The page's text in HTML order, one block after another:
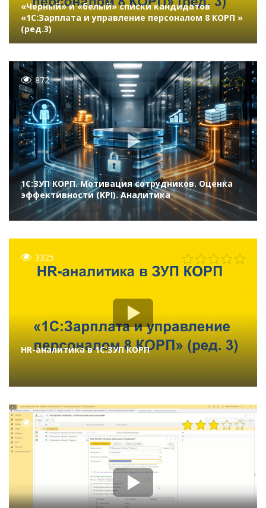
«Черный» и «белый» списки кандидатов
«1C:Зарплата и управление персоналом 8 КОРП »
(ред.3)
872
1С:ЗУП КОРП. Мотивация сотрудников. Оценка
эффективности (KPI). Аналитика
3325
HR-аналитика в 1С:ЗУП КОРП
14334